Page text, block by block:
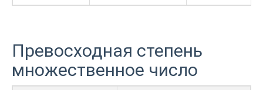
Превосходная степень
множественное число